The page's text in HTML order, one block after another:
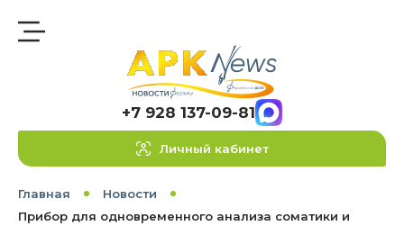
+7 928 137-09-81
Личный кабинет
Главная
Новости
Прибор для одновременного анализа соматики и